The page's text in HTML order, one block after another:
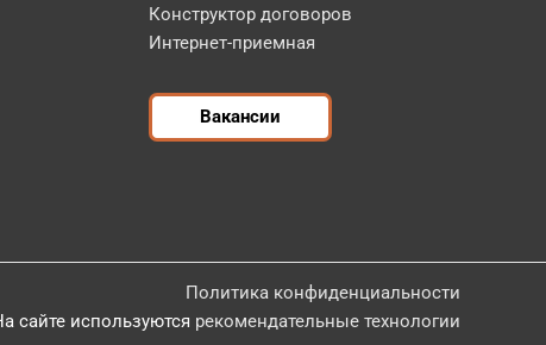
Конструктор договоров
Интернет-приемная
Вакансии
Политика конфиденциальности
сайте используются рекомендательные технологии